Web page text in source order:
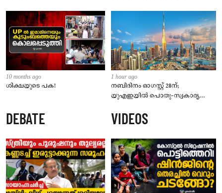
10 months ago
ശിക്ഷയുടെ പക!
1 hour ago
നബിദിനം ഓഗസ്റ്റ് 28ന്;
യുഎഇയിൽ പൊതു-സ്വകാര്യ
അവധി പ്രഖ്യാപിച്ചു
DEBATE VIDEOS